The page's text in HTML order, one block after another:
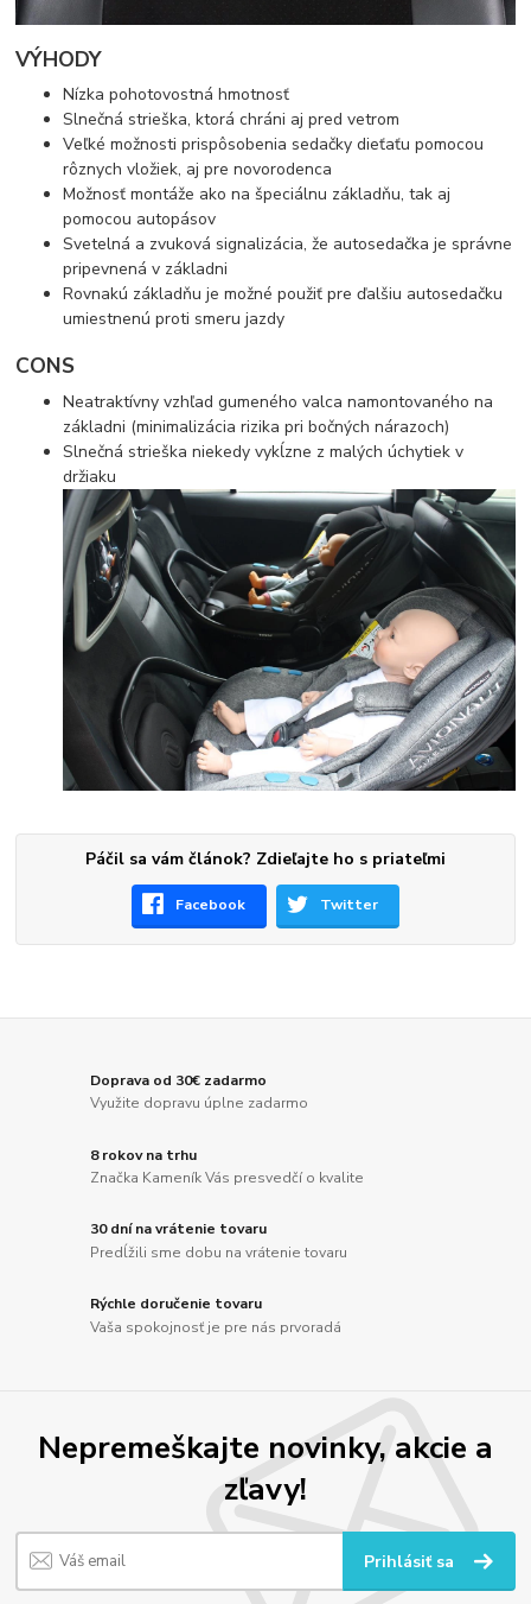
VÝHODY
Nízka pohotovostná hmotnosť
Slnečná strieška, ktorá chráni aj pred vetrom
Veľké možnosti prispôsobenia sedačky dieťaťu pomocou
rôznych vložiek, aj pre novorodenca
Možnosť montáže ako na špeciálnu základňu, tak aj
pomocou autopásov
Svetelná a zvuková signalizácia, že autosedačka je správne
pripevnená v základni
Rovnakú základňu je možné použiť pre ďalšiu autosedačku
umiestnenú proti smeru jazdy
CONS
Neatraktívny vzhľad gumeného valca namontovaného na
základni (minimalizácia rizika pri bočných nárazoch)
Slnečná strieška niekedy vykĺzne z malých úchytiek v
držiaku
Páčil sa vám článok? Zdieľajte ho s priateľmi
Facebook Twitter
Doprava od 30€ zadarmo
Využite dopravu úplne zadarmo
8 rokov na trhu
Značka Kameník Vás presvedčí o kvalite
30 dní na vrátenie tovaru
Predĺžili sme dobu na vrátenie tovaru
Rýchle doručenie tovaru
Vaša spokojnosť je pre nás prvoradá
Nepremeškajte novinky, akcie a
zľavy!
Prihlásiť sa